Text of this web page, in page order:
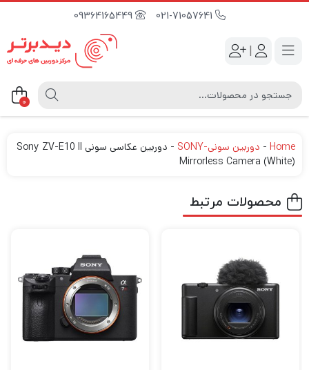
09364165449
|
0
Home
- دوربین سونی-SONY -
دوربین عکاسی سونی Sony ZV-E10 II
Mirrorless Camera (White)
محصولات مرتبط